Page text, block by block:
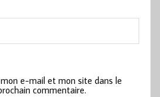
e-mail et mon site dans le
commentaire.